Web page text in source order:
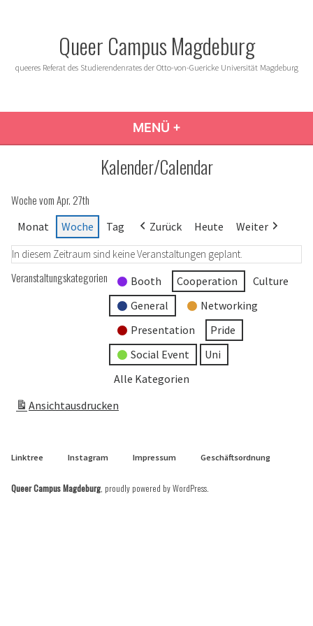
Queer Campus Magdeburg
queeres Referat des Studierendenrates der Otto-von-Guericke Universität Magdeburg
MENÜ +
Kalender/Calendar
Woche vom Apr. 27th
Monat Woche Tag Zurück Heute Weiter
In diesem Zeitraum sind keine Veranstaltungen geplant.
Veranstaltungskategorien Booth Cooperation
Culture
General
Networking
Presentation
Pride
Social Event
Uni
Alle Kategorien
Ansichtausdrucken
Linktree Instagram Impressum Geschäftsordnung
Queer Campus Magdeburg, proudly powered by WordPress.